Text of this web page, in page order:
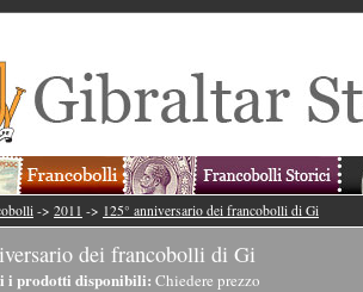
-> 2011 -> 125° anniversario dei francobolli di Gi
dei francobolli di Gi
i prodotti disponibili: Chiedere prezzo